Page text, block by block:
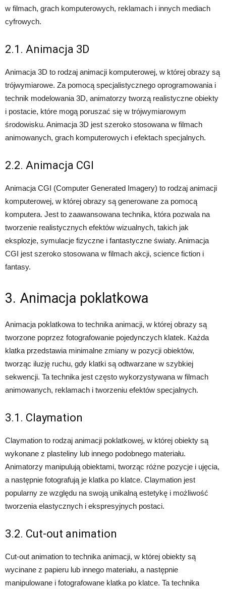
w filmach, grach komputerowych, reklamach i innych mediach
cyfrowych.
2.1. Animacja 3D
Animacja 3D to rodzaj animacji komputerowej, w której obrazy są
trójwymiarowe. Za pomocą specjalistycznego oprogramowania i
technik modelowania 3D, animatorzy tworzą realistyczne obiekty
i postacie, które mogą poruszać się w trójwymiarowym
środowisku. Animacja 3D jest szeroko stosowana w filmach
animowanych, grach komputerowych i efektach specjalnych.
2.2. Animacja CGI
Animacja CGI (Computer Generated Imagery) to rodzaj animacji
komputerowej, w której obrazy są generowane za pomocą
komputera. Jest to zaawansowana technika, która pozwala na
tworzenie realistycznych efektów wizualnych, takich jak
eksplozje, symulacje fizyczne i fantastyczne światy. Animacja
CGI jest szeroko stosowana w filmach akcji, science fiction i
fantasy.
3. Animacja poklatkowa
Animacja poklatkowa to technika animacji, w której obrazy są
tworzone poprzez fotografowanie pojedynczych klatek. Każda
klatka przedstawia minimalne zmiany w pozycji obiektów,
tworząc iluzję ruchu, gdy klatki są odtwarzane w szybkiej
sekwencji. Ta technika jest często wykorzystywana w filmach
animowanych, reklamach i tworzeniu efektów specjalnych.
3.1. Claymation
Claymation to rodzaj animacji poklatkowej, w której obiekty są
wykonane z plasteliny lub innego podobnego materiału.
Animatorzy manipulują obiektami, tworząc różne pozycje i ujęcia,
a następnie fotografują je klatka po klatce. Claymation jest
popularny ze względu na swoją unikalną estetykę i możliwość
tworzenia elastycznych i ekspresyjnych postaci.
3.2. Cut-out animation
Cut-out animation to technika animacji, w której obiekty są
wycinane z papieru lub innego materiału, a następnie
manipulowane i fotografowane klatka po klatce. Ta technika